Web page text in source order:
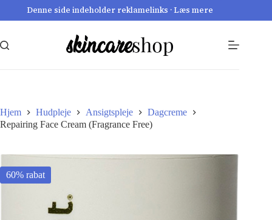
Denne side indeholder reklamelinks · Læs mere
Hjem Hudpleje Ansigtspleje
Dagcreme
Repairing Face Cream (Fragrance Free)
60% rabat